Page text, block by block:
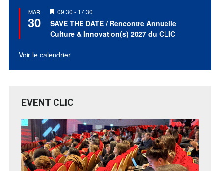
MAR
30
Mis
en
avant
09:30 - 17:30
SAVE THE DATE / Rencontre Annuelle
Culture & Innovation(s) 2027 du CLIC
Voir le calendrier
EVENT CLIC